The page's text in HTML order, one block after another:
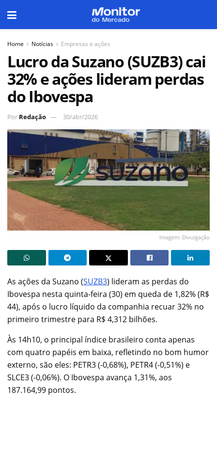
Home Notícias Empresas e ações
Lucro da Suzano (SUZB3) cai
32% e ações lideram perdas
do Ibovespa
Por Redação 30/abr/2026
Imagem: Divulgação
As ações da Suzano (SUZB3) lideram as perdas do
Ibovespa nesta quinta-feira (30) em queda de 1,82% (R$
44), após o lucro líquido da companhia recuar 32% no
primeiro trimestre para R$ 4,312 bilhões.
Às 14h10, o principal índice brasileiro conta apenas
com quatro papéis em baixa, refletindo no bom humor
externo, são eles: PETR3 (-0,68%), PETR4 (-0,51%) e
SLCE3 (-0,06%). O Ibovespa avança 1,31%, aos
187.164,99 pontos.